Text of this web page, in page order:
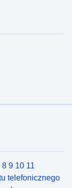
9 10 11
telefonicznego